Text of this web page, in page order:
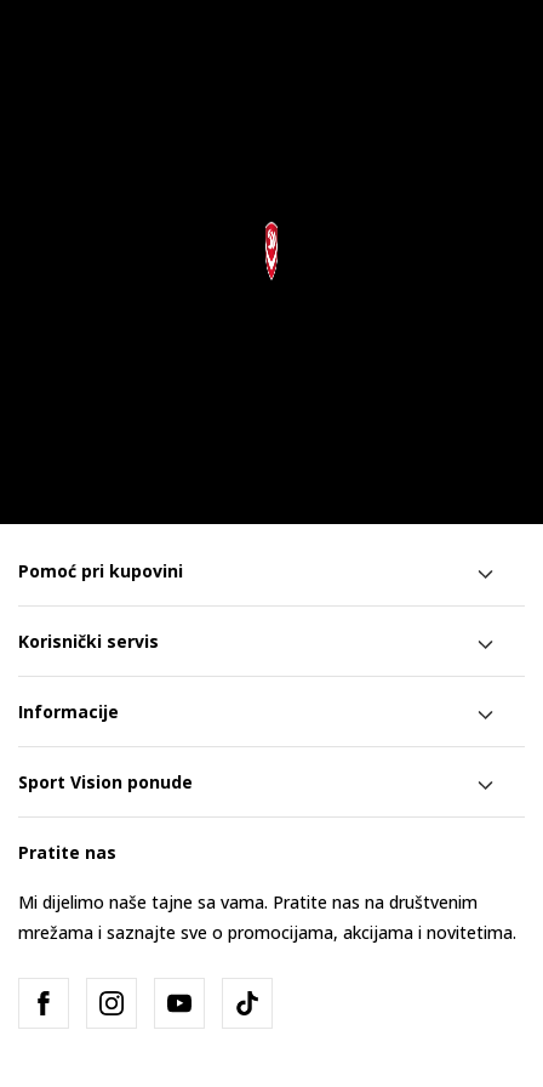
Pomoć pri kupovini
Korisnički servis
Informacije
Sport Vision ponude
Pratite nas
Mi dijelimo naše tajne sa vama. Pratite nas na društvenim
mrežama i saznajte sve o promocijama, akcijama i novitetima.